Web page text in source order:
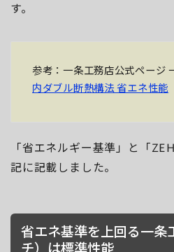
す。
参考：一条工務店公式ページ
内ダブル断熱構法 省エネ性能
「省エネルギー基準」と「
記に記載しました。
省エネ基準を上回る一条